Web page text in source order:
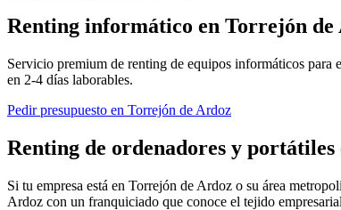
Renting informático en Torrejón de
Servicio premium de renting de equipos informáticos para
en 2-4 días laborables.
Pedir presupuesto en Torrejón de Ardoz
Renting de ordenadores y portátiles
Si tu empresa está en Torrejón de Ardoz o su área
Ardoz con un franquiciado que conoce el tejido